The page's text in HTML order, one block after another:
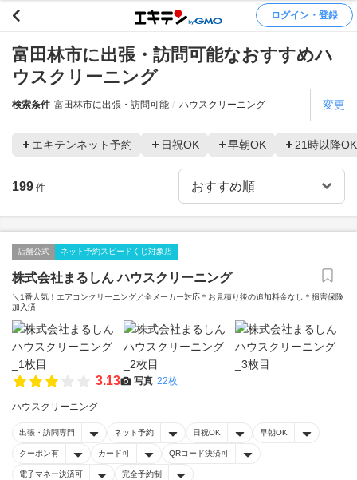
ログイン・登録
富田林市に出張・訪問可能なおすすめハ
ウスクリーニング
検索条件 富田林市に出張・訪問可能 ハウスクリーニング 変更
エキテンネット予約 日祝OK 早朝OK 21時以降OK
199 件
店舗公式 ネット予約スピードくじ対象店
株式会社まるしん ハウスクリーニング
＼1番人気！エアコンクリーニング／全メーカー対応＊お見積り後の追加料金なし＊損害保険
加入済
3.13 写真 22枚
ハウスクリーニング
出張・訪問専門 ネット予約 日祝OK 早朝OK
クーポン有 カード可 QRコード決済可
電子マネー決済可 完全予約制